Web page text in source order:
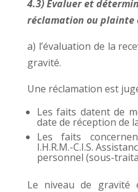
4.3) Evaluer et
réclamation ou plainte
a) l’évaluation de la
gravité.
Une réclamation est
Les faits datent de
date de réception de
Les faits
I.H.R.M.-C.I.S.
personnel (sous-
Le niveau de gravité